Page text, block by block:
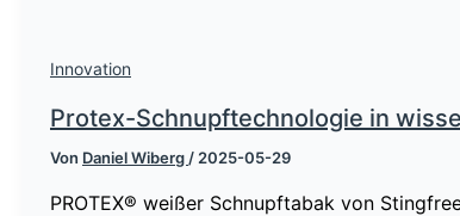
Innovation
Protex-Schnupftechnologie in
Von Daniel Wiberg / 2025-05-29
PROTEX® weißer Schnupftabak von